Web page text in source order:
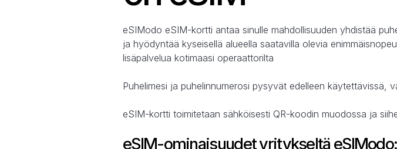
eSIModo eSIM-kortti antaa sinulle mahdollisuuden yhdistää
ja hyödyntää kyseisellä alueella saatavilla olevia
lisäpalvelua kotimaasi operaattorilta
Puhelimesi ja puhelinnumerosi pysyvät edelleen käytettävissä,
eSIM-kortti toimitetaan sähköisesti QR-koodin muodossa ja
eSIM-ominaisuudet yritykseltä eSIModo: